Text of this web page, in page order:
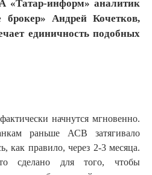
«Татар-информ» аналитик
Андрей Кочетков,
единичность подобных
начнутся мгновенно.
раньше АСВ затягивало
как правило, через 2-3 месяца.
сделано для того, чтобы